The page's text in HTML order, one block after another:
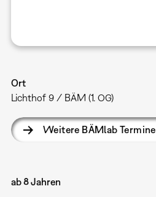
Ort
Lichthof 9 / BÄM (1. OG)
Weitere BÄMlab Termine
ab 8 Jahren